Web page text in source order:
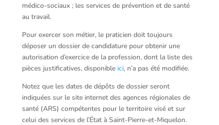
médico-sociaux ; les services de prévention et de santé
au travail.
Pour exercer son métier, le praticien doit toujours
déposer un dossier de candidature pour obtenir une
autorisation d’exercice de la profession, dont la liste des
pièces justificatives, disponible ici, n’a pas été modifiée.
Notez que les dates de dépôts de dossier seront
indiquées sur le site internet des agences régionales de
santé (ARS) compétentes pour le territoire visé et sur
celui des services de l’État à Saint-Pierre-et-Miquelon.